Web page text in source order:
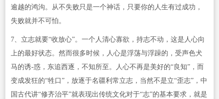
逾越的鸿沟。从不失败只是一个神话，只要你的人生有过成功，
失败就并不可怕。
7、立志就要“收放心”。一个人清心寡欲，持志不动，这是人心向
上的最好状态。然而很多时候，人心是浮荡与浮躁的，受声色犬
马的诱-惑，东追西逐，不知所至。人心不再是美好的“良知”，而
变成发狂的“牲口”，放逐于名疆利常立志，当然不是立“歪志”，中
国古代讲“修齐治平”就表现出传统文化对于“志”的基本要求，就是